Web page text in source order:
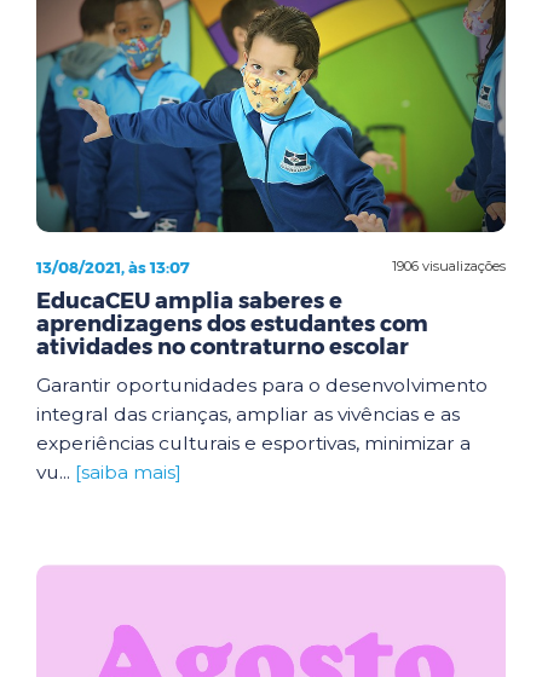
1906 visualizações
13/08/2021, às 13:07
EducaCEU amplia saberes e
aprendizagens dos estudantes com
atividades no contraturno escolar
Garantir oportunidades para o desenvolvimento
integral das crianças, ampliar as vivências e as
experiências culturais e esportivas, minimizar a
vu... [saiba mais]